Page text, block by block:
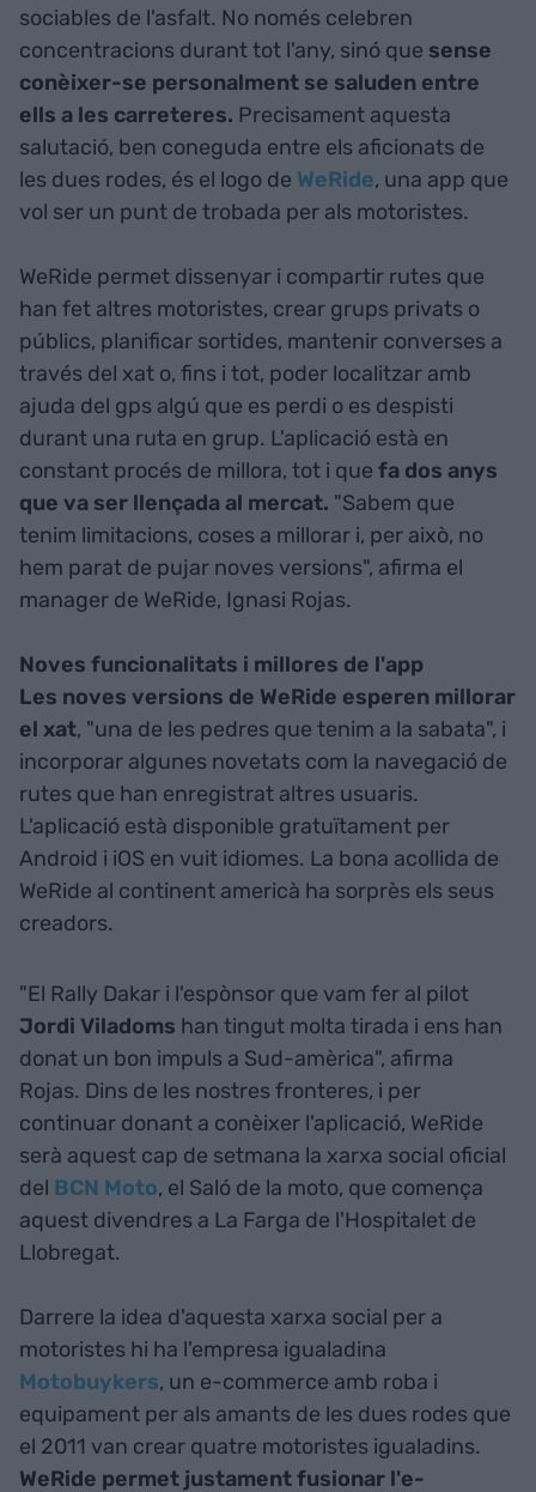
sociables de l'asfalt. No només celebren
concentracions durant tot l'any, sinó que sense
conèixer-se personalment se saluden entre
ells a les carreteres. Precisament aquesta
salutació, ben coneguda entre els aficionats de
les dues rodes, és el logo de WeRide, una app que
vol ser un punt de trobada per als motoristes.
WeRide permet dissenyar i compartir rutes que
han fet altres motoristes, crear grups privats o
públics, planificar sortides, mantenir converses a
través del xat o, fins i tot, poder localitzar amb
ajuda del gps algú que es perdi o es despisti
durant una ruta en grup. L'aplicació està en
constant procés de millora, tot i que fa dos anys
que va ser llençada al mercat. "Sabem que
tenim limitacions, coses a millorar i, per això, no
hem parat de pujar noves versions", afirma el
manager de WeRide, Ignasi Rojas.
Noves funcionalitats i millores de l'app
Les noves versions de WeRide esperen millorar
el xat, "una de les pedres que tenim a la sabata", i
incorporar algunes novetats com la navegació de
rutes que han enregistrat altres usuaris.
L'aplicació està disponible gratuïtament per
Android i iOS en vuit idiomes. La bona acollida de
WeRide al continent americà ha sorprès els seus
creadors.
"El Rally Dakar i l'espònsor que vam fer al pilot
Jordi Viladoms han tingut molta tirada i ens han
donat un bon impuls a Sud-amèrica", afirma
Rojas. Dins de les nostres fronteres, i per
continuar donant a conèixer l'aplicació, WeRide
serà aquest cap de setmana la xarxa social oficial
del BCN Moto, el Saló de la moto, que comença
aquest divendres a La Farga de l'Hospitalet de
Llobregat.
Darrere la idea d'aquesta xarxa social per a
motoristes hi ha l'empresa igualadina
Motobuykers, un e-commerce amb roba i
equipament per als amants de les dues rodes que
el 2011 van crear quatre motoristes igualadins.
WeRide permet justament fusionar l'e-